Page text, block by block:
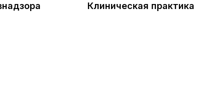
Клиническая практика